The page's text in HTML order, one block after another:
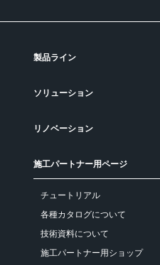
製品ライン
ソリューション
リノベーション
施工パートナー用ページ
チュートリアル
各種カタログについて
技術資料について
施工パートナー用ショップ